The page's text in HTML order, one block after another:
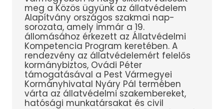
meg a Közös ügyünk az állatvédelem
Alapítvány országos szakmai nap-
sorozata, amely immár a 19.
állomásához érkezett az Állatvédelmi
Kompetencia Program keretében. A
rendezvény az állatvédelemért felelős
kormánybiztos, Ovádi Péter
támogatásával a Pest Vármegyei
Kormányhivatal Nyáry Pál termében
várta az állatvédelmi szakembereket,
hatósági munkatársakat és civil